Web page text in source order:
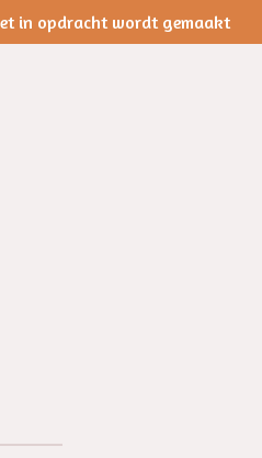
in opdracht wordt gemaakt